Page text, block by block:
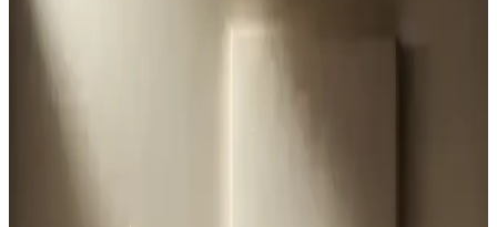
Hugo Boss Edp Erkekler İçin Parfüm: Günlük